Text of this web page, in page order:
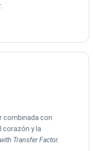
combinada con
corazón y la
Transfer Factor.